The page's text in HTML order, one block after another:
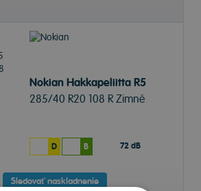
Nokian Hakkapeliitta R5
285/40 R20 108 R Zimné
D B 72 dB
Sledovať naskladnenie